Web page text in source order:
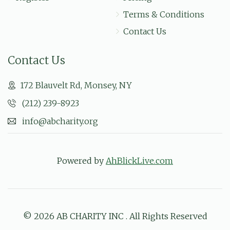
Terms & Conditions
Contact Us
Contact Us
172 Blauvelt Rd, Monsey, NY
(212) 239-8923
info@abcharity.org
Powered by AhBlickLive.com
© 2026 AB CHARITY INC . All Rights Reserved